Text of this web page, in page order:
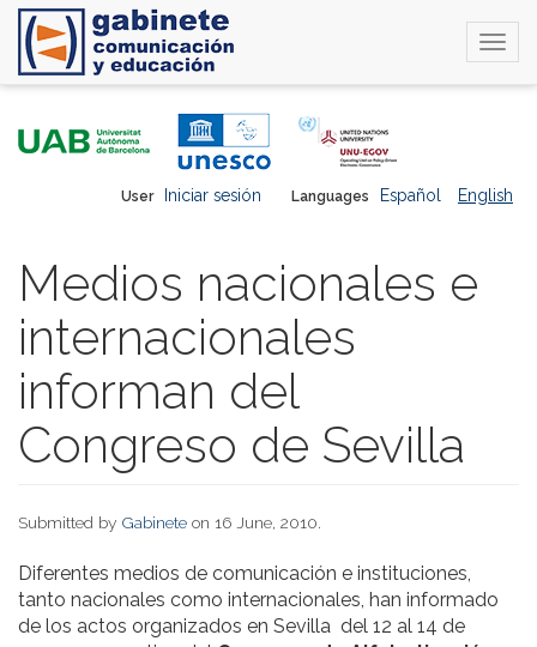
Languages Español English
User Iniciar sesión
Medios nacionales e
internacionales
informan del
Congreso de Sevilla
Submitted by Gabinete on 16 June, 2010.
Diferentes medios de comunicación e instituciones,
tanto nacionales como internacionales, han informado
de los actos organizados en Sevilla del 12 al 14 de